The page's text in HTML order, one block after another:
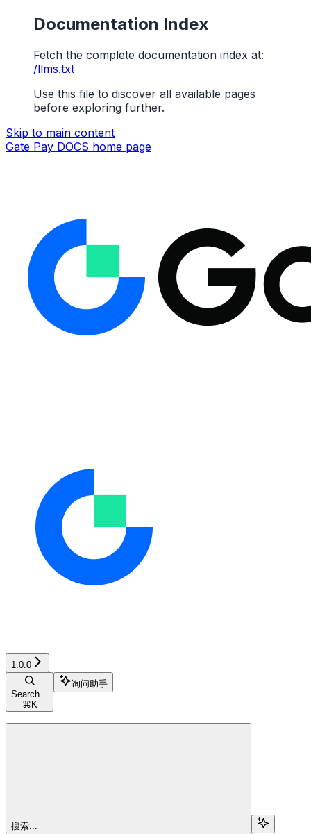
Documentation Index
Fetch the complete documentation index at:
/llms.txt
Use this file to discover all available pages
before exploring further.
Skip to main content
Gate Pay DOCS home page
1.0.0
Search...
⌘ K
询问助手
搜索...